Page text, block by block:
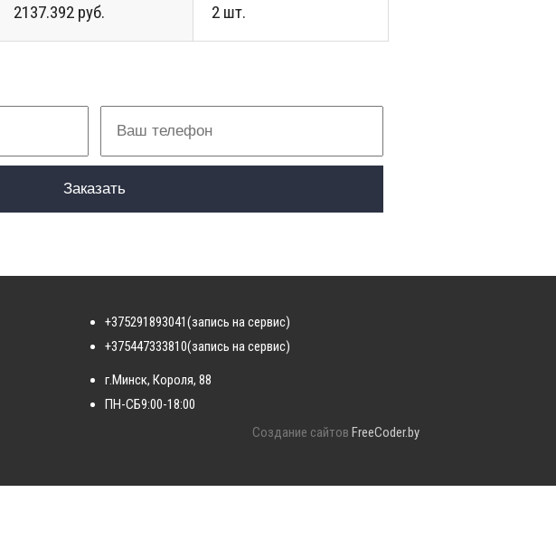
2137.392 руб. 2 шт.
+375291893041(запись на сервис)
+375447333810(запись на сервис)
г.Минск, Короля, 88
ПН-СБ9:00-18:00
Создание сайтов FreeCoder.by